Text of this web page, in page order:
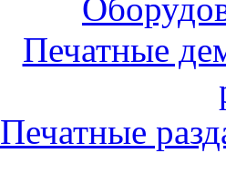
Печатные
Печатные